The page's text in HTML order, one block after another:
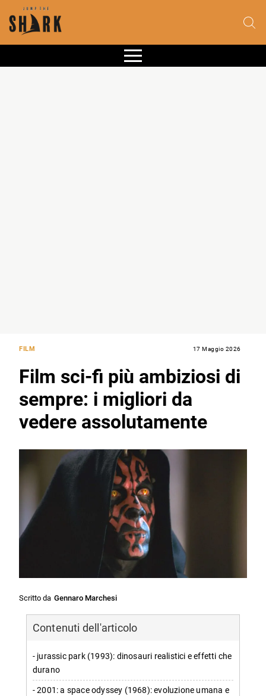
FILM 17 Maggio 2026
Film sci-fi più ambiziosi di
sempre: i migliori da
vedere assolutamente
Scritto da Gennaro Marchesi
Contenuti dell'articolo
- jurassic park (1993): dinosauri realistici e effetti che
durano
- 2001: a space odyssey (1968): evoluzione umana e